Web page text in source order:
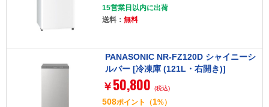
15営業日以内に出荷
送料： 無料
PANASONIC NR-FZ120D シャイニーシ
ルバー [冷凍庫 (121L・右開き)]
￥ 50,800 (税込)
508ポイント （1%）